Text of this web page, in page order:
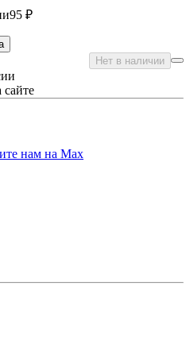
95 ₽
Нет в наличии
сайте
нам на Max